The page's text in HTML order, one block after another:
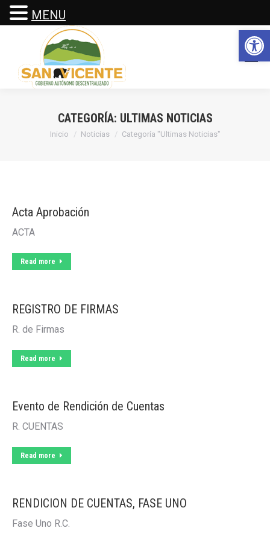
Abrir
CATEGORÍA: ULTIMAS NOTICIAS
Estás aquí:
Inicio Noticias Categoría "Ultimas Noticias"
Acta Aprobación
ACTA
Read more
REGISTRO DE FIRMAS
R. de Firmas
Read more
Evento de Rendición de Cuentas
R. CUENTAS
Read more
RENDICION DE CUENTAS, FASE UNO
Fase Uno R.C.
MENU